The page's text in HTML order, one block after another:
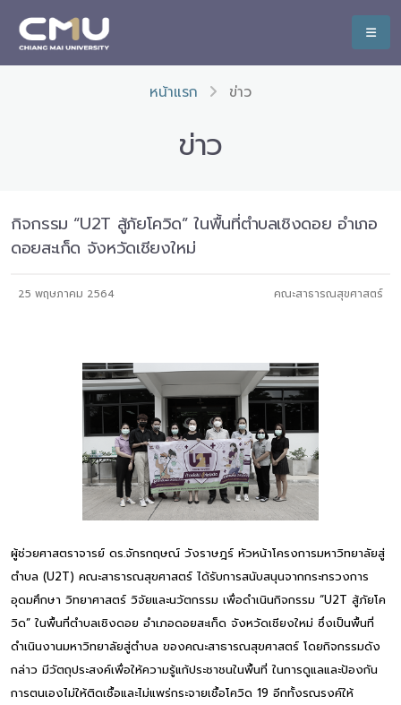
หน้าแรก ข่าว
ข่าว
กิจกรรม “U2T สู้ภัยโควิด” ในพื้นที่ตำบลเชิงดอย อำเภอ
ดอยสะเก็ด จังหวัดเชียงใหม่
25 พฤษภาคม 2564 คณะสาธารณสุขศาสตร์
ผู้ช่วยศาสตราจารย์ ดร.จักรกฤษณ์ วังราษฎร์ หัวหน้าโครงการมหาวิทยาลัยสู่
ตำบล (U2T) คณะสาธารณสุขศาสตร์ ได้รับการสนับสนุนจากกระทรวงการ
อุดมศึกษา วิทยาศาสตร์ วิจัยและนวัตกรรม เพื่อดำเนินกิจกรรม “U2T สู้ภัยโค
วิด” ในพื้นที่ตำบลเชิงดอย อำเภอดอยสะเก็ด จังหวัดเชียงใหม่ ซึ่งเป็นพื้นที่
ดำเนินงานมหาวิทยาลัยสู่ตำบล ของคณะสาธารณสุขศาสตร์ โดยกิจกรรมดัง
กล่าว มีวัตถุประสงค์เพื่อให้ความรู้แก้ประชาชนในพื้นที่ ในการดูแลและป้องกัน
การตนเองไม่ให้ติดเชื้อและไม่แพร่กระจายเชื้อโควิด 19 อีกทั้งรณรงค์ให้